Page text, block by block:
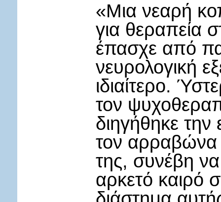
«Μια νεαρή
για θεραπεία
έπασχε από
νευρολογική
ιδιαίτερο.
τον
διηγήθηκε την
τον αρραβώνα
της, συνέβη
αρκετό καιρό